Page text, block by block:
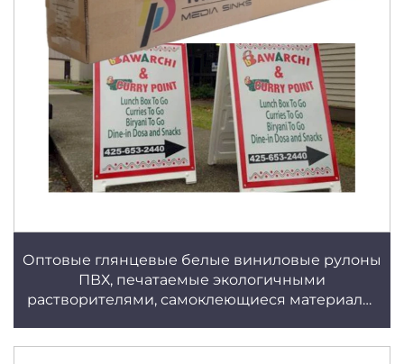
Оптовые глянцевые белые виниловые рулоны
ПВХ, печатаемые экологичными
растворителями, самоклеющиеся материалы,